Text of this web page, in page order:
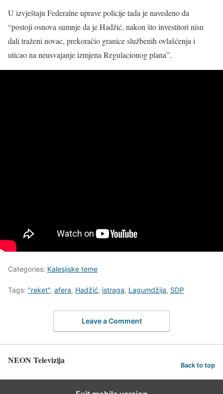
U izvještaju Federalne uprave policije tada je navedeno da
“postoji osnova sumnje da je Hadžić, nakon što investitori nisu
dali traženi novac, prekoračio granice službenih ovlašćenja i
uticao na neusvajanje izmjena Regulacionog plana”.
Categories: Kalesijske teme
Tags: "reket", afera, Hadžić, istraga, Lagumdžija, SDP
Leave a Comment
NEON Televizija Back to top